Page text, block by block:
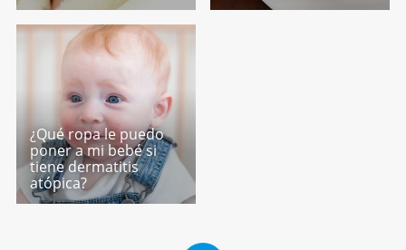
¿Qué ropa le puedo
poner a mi bebé si
tiene dermatitis
atópica?